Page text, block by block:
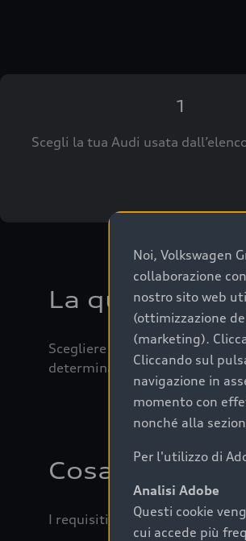
1
Scegli la tua Audi usata
La qualità di
Scegliere un’auto usata è
determinanti come la
Cosa sapere
I requisiti fondamentali da
Noi, Volkswagen
collaborazione
nostro sito web
(ottimizzazione
(marketing).
Cliccando sul
navigazione in
momento con
nonché alla
Per l'utilizzo di
Analisi Adobe
Questi cookie
cui accede più